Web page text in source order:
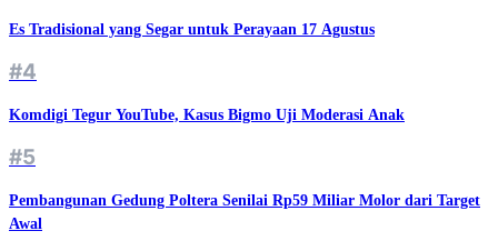
Es Tradisional yang Segar untuk Perayaan 17 Agustus
#4
Komdigi Tegur YouTube, Kasus Bigmo Uji Moderasi Anak
#5
Pembangunan Gedung Poltera Senilai Rp59 Miliar Molor dari Target
Awal